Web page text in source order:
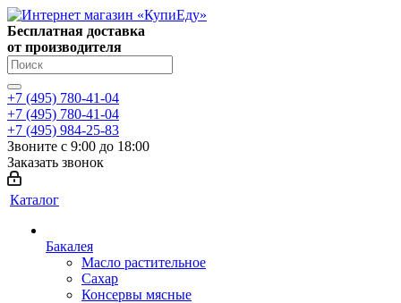
Бесплатная доставка
от производителя
+7 (495) 780-41-04
+7 (495) 780-41-04
+7 (495) 984-25-83
Звоните с 9:00 до 18:00
Заказать звонок
Каталог
Бакалея
Масло растительное
Сахар
Консервы мясные